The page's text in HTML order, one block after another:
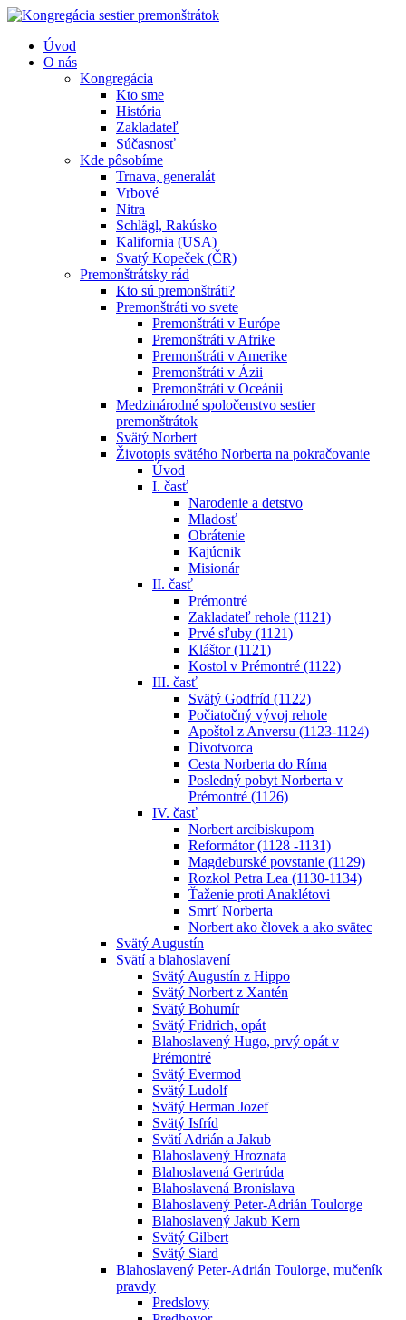
Úvod
O nás
Kongregácia
Kto sme
História
Zakladateľ
Súčasnosť
Kde pôsobíme
Trnava, generalát
Vrbové
Nitra
Schlägl, Rakúsko
Kalifornia (USA)
Svatý Kopeček (ČR)
Premonštrátsky rád
Kto sú premonštráti?
Premonštráti vo svete
Premonštráti v Európe
Premonštráti v Afrike
Premonštráti v Amerike
Premonštráti v Ázii
Premonštráti v Oceánii
Medzinárodné spoločenstvo sestier
premonštrátok
Svätý Norbert
Životopis svätého Norberta na pokračovanie
Úvod
I. časť
Narodenie a detstvo
Mladosť
Obrátenie
Kajúcnik
Misionár
II. časť
Prémontré
Zakladateľ rehole (1121)
Prvé sľuby (1121)
Kláštor (1121)
Kostol v Prémontré (1122)
III. časť
Svätý Godfríd (1122)
Počiatočný vývoj rehole
Apoštol z Anversu (1123-1124)
Divotvorca
Cesta Norberta do Ríma
Posledný pobyt Norberta v
Prémontré (1126)
IV. časť
Norbert arcibiskupom
Reformátor (1128 -1131)
Magdeburské povstanie (1129)
Rozkol Petra Lea (1130-1134)
Ťaženie proti Anaklétovi
Smrť Norberta
Norbert ako človek a ako svätec
Svätý Augustín
Svätí a blahoslavení
Svätý Augustín z Hippo
Svätý Norbert z Xantén
Svätý Bohumír
Svätý Fridrich, opát
Blahoslavený Hugo, prvý opát v
Prémontré
Svätý Evermod
Svätý Ludolf
Svätý Herman Jozef
Svätý Isfríd
Svätí Adrián a Jakub
Blahoslavený Hroznata
Blahoslavená Gertrúda
Blahoslavená Bronislava
Blahoslavený Peter-Adrián Toulorge
Blahoslavený Jakub Kern
Svätý Gilbert
Svätý Siard
Blahoslavený Peter-Adrián Toulorge, mučeník
pravdy
Predslovy